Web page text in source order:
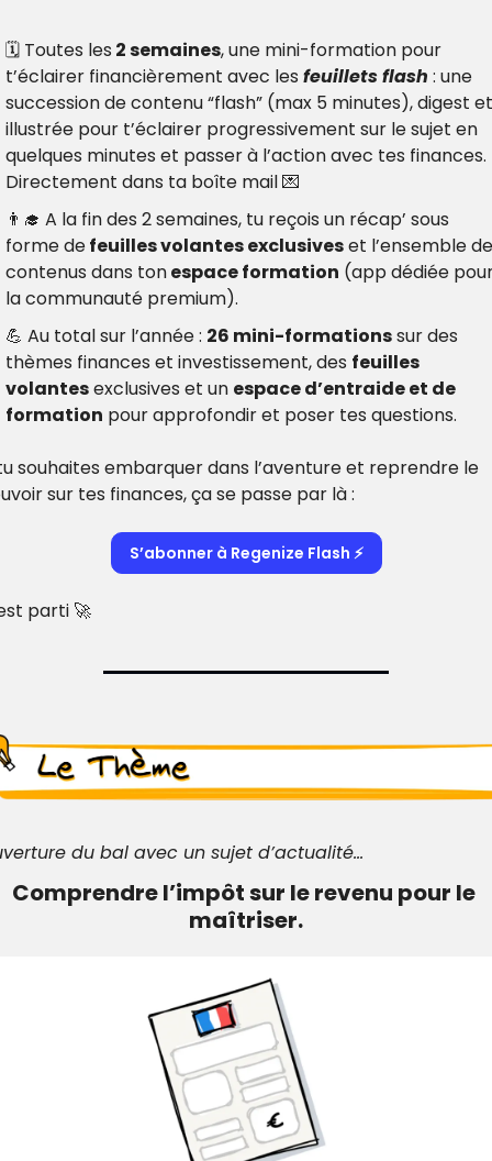
🗓 Toutes les 2 semaines, une mini-formation pour
t’éclairer financièrement avec les feuillets flash : une
succession de contenu “flash” (max 5 minutes), digest et
illustrée pour t’éclairer progressivement sur le sujet en
quelques minutes et passer à l’action avec tes finances.
Directement dans ta boîte mail 💌
👨‍🎓 A la fin des 2 semaines, tu reçois un récap’ sous
forme de feuilles volantes exclusives et l’ensemble
contenus dans ton espace formation (app dédiée
la communauté premium).
💪 Au total sur l’année : 26 mini-formations sur des
thèmes finances et investissement, des feuilles
volantes exclusives et un espace d’entraide et de
formation pour approfondir et poser tes questions.
souhaites embarquer dans l’aventure et reprendre le
sur tes finances, ça se passe par là :
S’abonner à Regenize Flash ⚡️
parti 🚀
du bal avec un sujet d’actualité…
Comprendre l’impôt sur le revenu pour le
maîtriser.